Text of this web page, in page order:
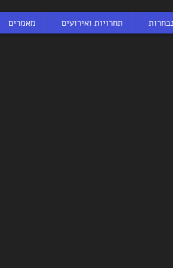
נבחרות תחרויות ואירועים מאמרים